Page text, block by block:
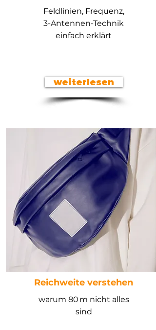
Feldlinien, Frequenz,
3-Antennen-Technik
einfach erklärt
weiterlesen
Reichweite verstehen
warum 80 m nicht alles
sind